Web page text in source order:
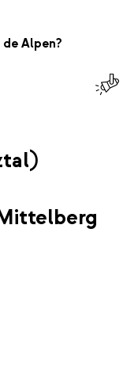
Alpen?